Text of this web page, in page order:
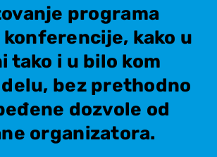
programa
kako u
tako i u bilo kom
bez prethodno
dozvole od
organizatora.